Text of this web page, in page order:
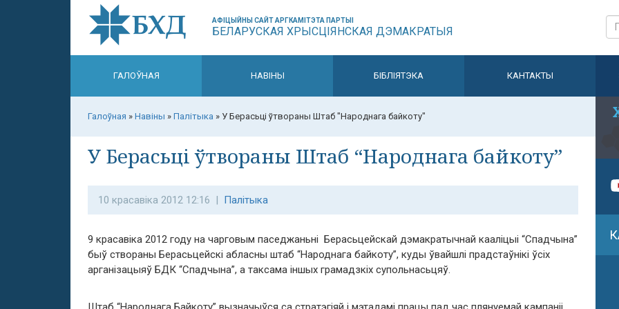
АФІЦЫЙНЫ САЙТ АРГКАМІТЭТА ПАРТЫІ
БЕЛАРУСКАЯ ХРЫСЦІЯНСКАЯ ДЭМАКРАТЫЯ
ГАЛОЎНАЯ НАВІНЫ БІБЛІЯТЭКА КАНТАКТЫ
Галоўная » Навіны » Палітыка » У Берасьці ўтвораны Штаб "Народнага байкоту"
У Берасьці ўтвораны Штаб “Народнага байкоту”
10 красавіка 2012 12:16 | Палітыка
9 красавіка 2012 году на чарговым паседжаньні Берасьцейскай дэмакратычнай кааліцыі “Спадчына”
быў створаны Берасьцейскі абласны штаб “Народнага байкоту”, куды ўвайшлі прадстаўнікі ўсіх
арганізацыяў БДК “Спадчына”, а таксама іншых грамадзкіх супольнасьцяў.